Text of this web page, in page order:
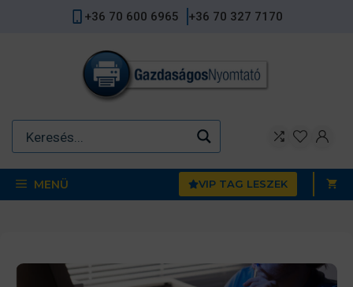
+36 70 600 6965 +36 70 327 7170
MENÜ VIP TAG LESZEK